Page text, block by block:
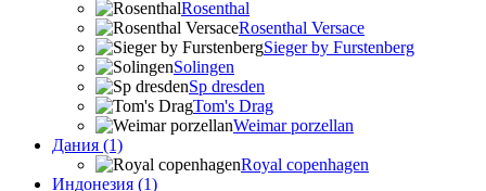
Rosenthal
Rosenthal Versace
Sieger by Furstenberg
Solingen
Sp dresden
Tom's Drag
Weimar porzellan
Дания (1)
Royal copenhagen
Индонезия (1)